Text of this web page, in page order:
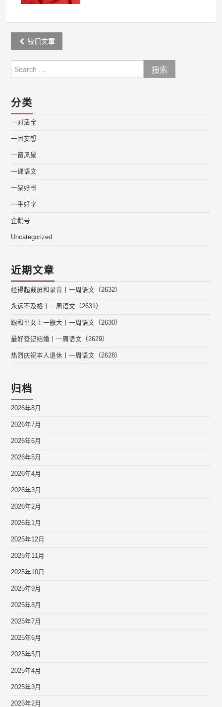
Post
navigation
较旧文章
for:
分类
一对活宝
一团妄想
一窗风景
一课语文
一架好书
一手好字
企鹅号
Uncategorized
近期文章
经得起截屏和录音丨一周语文（2632）
永远不及格丨一周语文（2631）
跟和平女士一般大丨一周语文（2630）
最好登记结婚丨一周语文（2629）
热烈庆祝本人退休丨一周语文（2628）
归档
2026年8月
2026年7月
2026年6月
2026年5月
2026年4月
2026年3月
2026年2月
2026年1月
2025年12月
2025年11月
2025年10月
2025年9月
2025年8月
2025年7月
2025年6月
2025年5月
2025年4月
2025年3月
2025年2月